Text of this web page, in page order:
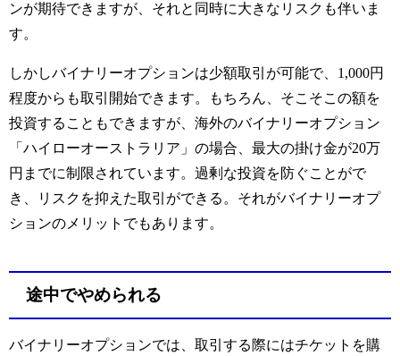
ンが期待できますが、それと同時に大きなリスクも伴いま
す。
しかしバイナリーオプションは少額取引が可能で、1,000円
程度からも取引開始できます。もちろん、そこそこの額を
投資することもできますが、海外のバイナリーオプション
「ハイローオーストラリア」の場合、最大の掛け金が20万
円までに制限されています。過剰な投資を防ぐことがで
き、リスクを抑えた取引ができる。それがバイナリーオプ
ションのメリットでもあります。
途中でやめられる
バイナリーオプションでは、取引する際にはチケットを購